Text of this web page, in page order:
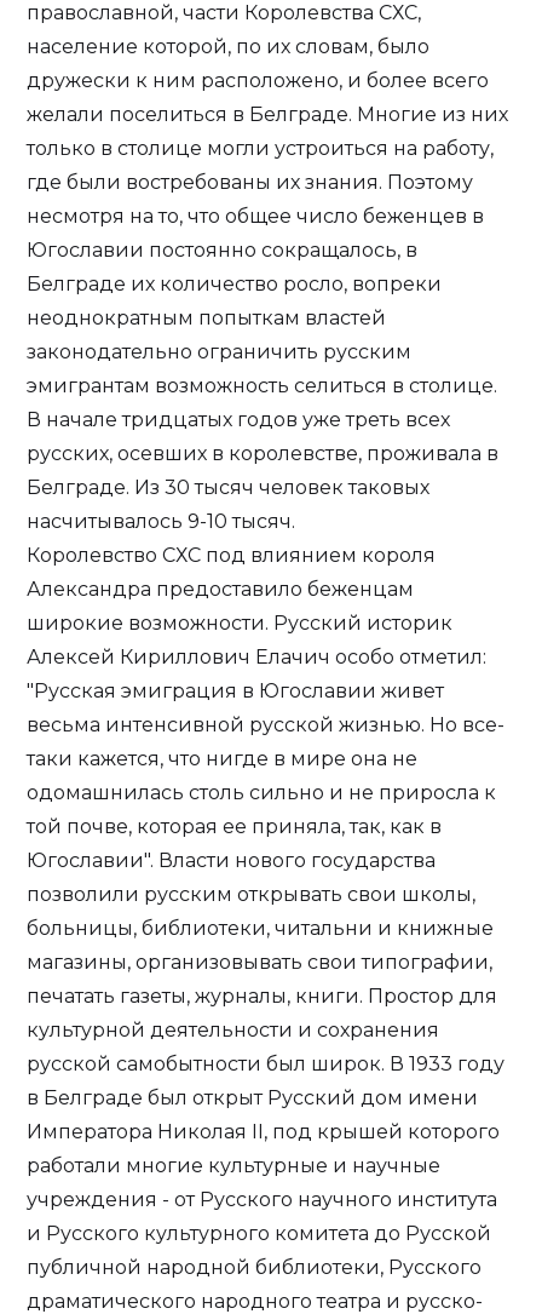
православной, части Королевства СХС,
население которой, по их словам, было
дружески к ним расположено, и более всего
желали поселиться в Белграде. Многие из них
только в столице могли устроиться на работу,
где были востребованы их знания. Поэтому
несмотря на то, что общее число беженцев в
Югославии постоянно сокращалось, в
Белграде их количество росло, вопреки
неоднократным попыткам властей
законодательно ограничить русским
эмигрантам возможность селиться в столице.
В начале тридцатых годов уже треть всех
русских, осевших в королевстве, проживала в
Белграде. Из 30 тысяч человек таковых
насчитывалось 9-10 тысяч.
Королевство СХС под влиянием короля
Александра предоставило беженцам
широкие возможности. Русский историк
Алексей Кириллович Елачич особо отметил:
"Русская эмиграция в Югославии живет
весьма интенсивной русской жизнью. Но все-
таки кажется, что нигде в мире она не
одомашнилась столь сильно и не приросла к
той почве, которая ее приняла, так, как в
Югославии". Власти нового государства
позволили русским открывать свои школы,
больницы, библиотеки, читальни и книжные
магазины, организовывать свои типографии,
печатать газеты, журналы, книги. Простор для
культурной деятельности и сохранения
русской самобытности был широк. В 1933 году
в Белграде был открыт Русский дом имени
Императора Николая II, под крышей которого
работали многие культурные и научные
учреждения - от Русского научного института
и Русского культурного комитета до Русской
публичной народной библиотеки, Русского
драматического народного театра и русско-